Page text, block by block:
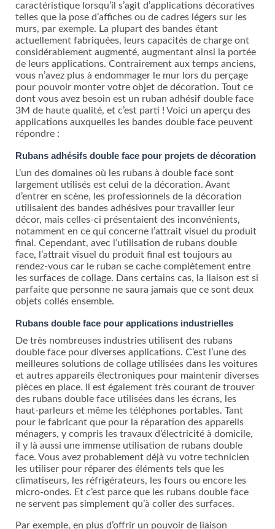
caractéristique lorsqu’il s’agit d’applications décoratives
telles que la pose d’affiches ou de cadres légers sur les
murs, par exemple. La plupart des bandes étant
actuellement fabriquées, leurs capacités de charge ont
considérablement augmenté, augmentant ainsi la portée
de leurs applications. Contrairement aux temps anciens,
vous n’avez plus à endommager le mur lors du perçage
pour pouvoir monter votre objet de décoration. Tout ce
dont vous avez besoin est un ruban adhésif double face
3M de haute qualité, et c’est parti ! Voici un aperçu des
applications auxquelles les bandes double face peuvent
répondre :
Rubans adhésifs double face pour projets de décoration
L’un des domaines où les rubans à double face sont
largement utilisés est celui de la décoration. Avant
d’entrer en scène, les professionnels de la décoration
utilisaient des bandes adhésives pour travailler leur
décor, mais celles-ci présentaient des inconvénients,
notamment en ce qui concerne l’attrait visuel du produit
final. Cependant, avec l’utilisation de rubans double
face, l’attrait visuel du produit final est toujours au
rendez-vous car le ruban se cache complètement entre
les surfaces de collage. Dans certains cas, la liaison est si
parfaite que personne ne saura jamais que ce sont deux
objets collés ensemble.
Rubans double face pour applications industrielles
De très nombreuses industries utilisent des rubans
double face pour diverses applications. C’est l’une des
meilleures solutions de collage utilisées dans les voitures
et autres appareils électroniques pour maintenir diverses
pièces en place. Il est également très courant de trouver
des rubans double face utilisées dans les écrans, les
haut-parleurs et même les téléphones portables. Tant
pour le fabricant que pour la réparation des appareils
ménagers, y compris les travaux d’électricité à domicile,
il y là aussi une immense utilisation de rubans double
face. Vous avez probablement déjà vu votre technicien
les utiliser pour réparer des éléments tels que les
climatiseurs, les réfrigérateurs, les fours ou encore les
micro-ondes. Et c’est parce que les rubans double face
ne servent pas simplement qu’à coller des surfaces.
Par exemple, en plus d’offrir un pouvoir de liaison